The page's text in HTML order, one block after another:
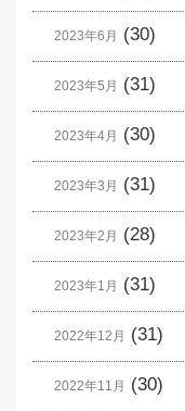
2023年6月 (30)
2023年5月 (31)
2023年4月 (30)
2023年3月 (31)
2023年2月 (28)
2023年1月 (31)
2022年12月 (31)
2022年11月 (30)